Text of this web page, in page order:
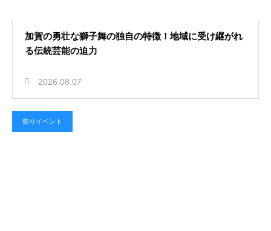
加賀の勇壮な獅子舞の独自の特徴！地域に受け継がれ
る伝統芸能の迫力
2026.08.07
祭りイベント